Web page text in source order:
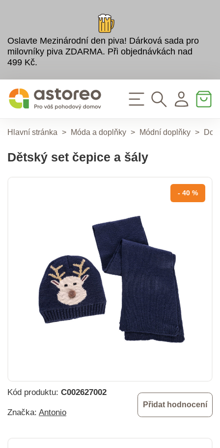
Oslavte Mezinárodní den piva! Dárková sada pro
milovníky piva ZDARMA. Při objednávkách nad
499 Kč.
Hlavní stránka > Móda a doplňky > Módní doplňky >
Dětský set čepice a šály
- 40 %
Kód produktu: C002627002
Značka: Antonio
Přidat hodnocení